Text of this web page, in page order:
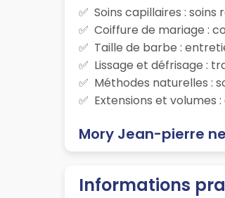
Soins capillaires :
Coiffure de mariage :
Taille de barbe :
Lissage et défrisage :
Méthodes naturelles :
Extensions et volumes
Mory Jean-pierre
Informations